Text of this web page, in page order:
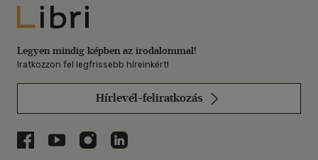
Libri
Legyen mindig képben az irodalommal!
Iratkozzon fel legfrissebb híreinkért!
Hírlevél-feliratkozás
Libri a Facebookon
Libri a Youtube-on
Libri az Instagramon
Libri a LinkedInen